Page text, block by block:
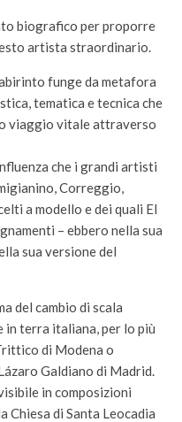
biografico per proporre
artista straordinario.
funge da metafora
tematica e tecnica che
viaggio vitale attraverso
che i grandi artisti
Correggio,
a modello e dei quali El
– ebbero nella sua
sua versione del
del cambio di scala
in terra italiana, per lo più
di Modena o
Galdiano di Madrid.
in composizioni
Chiesa di Santa Leocadia